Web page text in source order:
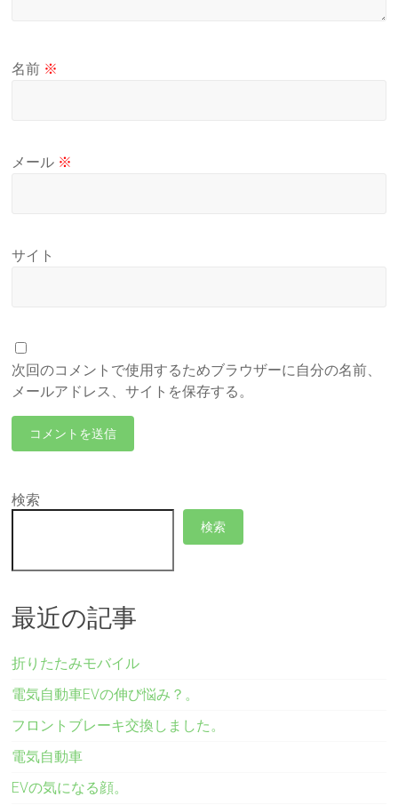
名前 ※
メール ※
サイト
次回のコメントで使用するためブラウザーに自分の名前、
メールアドレス、サイトを保存する。
検索
検索
最近の記事
折りたたみモバイル
電気自動車EVの伸び悩み？。
フロントブレーキ交換しました。
電気自動車
EVの気になる顔。